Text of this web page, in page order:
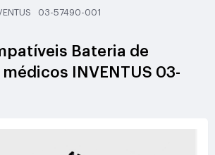
03-57490-001
Bateria de
INVENTUS 03-